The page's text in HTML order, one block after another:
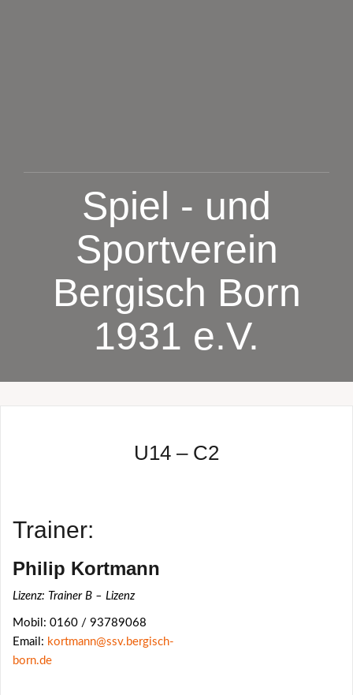
Spiel - und
Sportverein
Bergisch Born
1931 e.V.
U14 – C2
Trainer:
Philip Kortmann
Lizenz: Trainer B – Lizenz
Mobil: 0160 / 93789068
Email: kortmann@ssv.bergisch-
born.de